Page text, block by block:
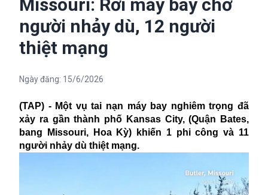
Missouri: Rơi máy bay chở
người nhảy dù, 12 người
thiệt mạng
Ngày đăng: 15/6/2026
(TAP) - Một vụ tai nạn máy bay nghiêm trọng đã
xảy ra gần thành phố Kansas City, (Quận Bates,
bang Missouri, Hoa Kỳ) khiến 1 phi công và 11
người nhảy dù thiệt mạng.